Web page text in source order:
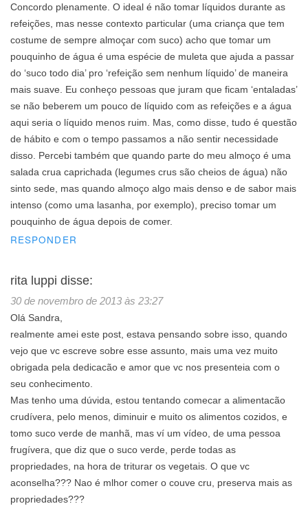
Concordo plenamente. O ideal é não tomar líquidos durante as
refeições, mas nesse contexto particular (uma criança que tem
costume de sempre almoçar com suco) acho que tomar um
pouquinho de água é uma espécie de muleta que ajuda a passar
do ‘suco todo dia’ pro ‘refeição sem nenhum líquido’ de maneira
mais suave. Eu conheço pessoas que juram que ficam ‘entaladas’
se não beberem um pouco de líquido com as refeições e a água
aqui seria o líquido menos ruim. Mas, como disse, tudo é questão
de hábito e com o tempo passamos a não sentir necessidade
disso. Percebi também que quando parte do meu almoço é uma
salada crua caprichada (legumes crus são cheios de água) não
sinto sede, mas quando almoço algo mais denso e de sabor mais
intenso (como uma lasanha, por exemplo), preciso tomar um
pouquinho de água depois de comer.
RESPONDER
rita luppi disse:
30 de novembro de 2013 às 23:27
Olá Sandra,
realmente amei este post, estava pensando sobre isso, quando
vejo que vc escreve sobre esse assunto, mais uma vez muito
obrigada pela dedicacão e amor que vc nos presenteia com o
seu conhecimento.
Mas tenho uma dúvida, estou tentando comecar a alimentacão
crudívera, pelo menos, diminuir e muito os alimentos cozidos, e
tomo suco verde de manhã, mas ví um vídeo, de uma pessoa
frugívera, que diz que o suco verde, perde todas as
propriedades, na hora de triturar os vegetais. O que vc
aconselha??? Nao é mlhor comer o couve cru, preserva mais as
propriedades???